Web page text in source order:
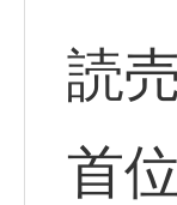
読
首